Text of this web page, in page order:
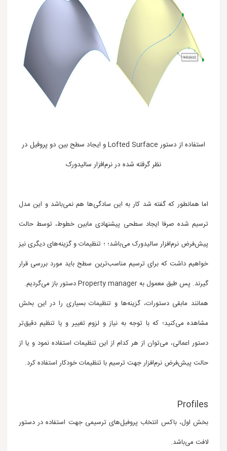
استفاده از دستور Lofted Surface و ایجاد سطح بین دو پروفیل در
نظر گرفته شده در نرم‌افزار سالیدورک
اما همانطور که گفته شد کار به این سادگی‌ها هم نمی‌باشد و این مدل
ترسیم شده صرفا ایجاد سطحی پیشنهادی مابین خطوط، توسط حالت
پیش‌فرض نر‌م‌افزار سالیدورک می‌باشد؛ ؛ تنظیمات و گزینه‌های دیگری نیز
خواهیم داشت که برای ترسیم مناسب‌ترین سطح باید مورد بررسی قرار
گیرند. پس طبق معمول به Property manager دستور باز می‌گردیم.
همانند مابقی دستورات، گزینه‌ها و تنظیمات بسیاری را در این بخش
مشاهده می‌کنید؛ که با توجه به نیاز و لزوم تغییر و یا تنظیم دقیق‌تر
دستور اعمالی، می‌توان از هر کدام از این تنظیمات استفاده نمود و یا از
حالت پیش‌فرض نرم‌افزار جهت ترسیم با تنظیمات خودکار استفاده کرد.
Profiles
بخش اول، باکس انتخاب پروفیل‌های ترسیمی جهت استفاده در دستور
لافت می‌باشد.